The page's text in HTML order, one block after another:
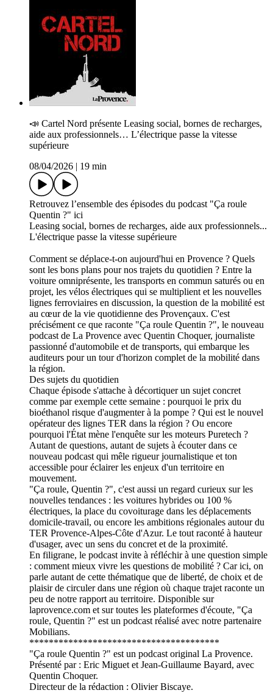
📣 Cartel Nord présente Leasing social, bornes de recharges,
aide aux professionnels… L’électrique passe la vitesse
supérieure
08/04/2026
19 min
Retrouvez l’ensemble des épisodes du podcast "Ça roule
Quentin ?" ici
Leasing social, bornes de recharges, aide aux professionnels...
L'électrique passe la vitesse supérieure
Comment se déplace-t-on aujourd'hui en Provence ? Quels
sont les bons plans pour nos trajets du quotidien ? Entre la
voiture omniprésente, les transports en commun saturés ou en
projet, les vélos électriques qui se multiplient et les nouvelles
lignes ferroviaires en discussion, la question de la mobilité est
au cœur de la vie quotidienne des Provençaux. C'est
précisément ce que raconte "Ça roule Quentin ?", le nouveau
podcast de La Provence avec Quentin Choquer, journaliste
passionné d'automobile et de transports, qui embarque les
auditeurs pour un tour d'horizon complet de la mobilité dans
la région.
Des sujets du quotidien
Chaque épisode s'attache à décortiquer un sujet concret
comme par exemple cette semaine : pourquoi le prix du
bioéthanol risque d'augmenter à la pompe ? Qui est le nouvel
opérateur des lignes TER dans la région ? Ou encore
pourquoi l'État mène l'enquête sur les moteurs Puretech ?
Autant de questions, autant de sujets à écouter dans ce
nouveau podcast qui mêle rigueur journalistique et ton
accessible pour éclairer les enjeux d'un territoire en
mouvement.
"Ça roule, Quentin ?", c'est aussi un regard curieux sur les
nouvelles tendances : les voitures hybrides ou 100 %
électriques, la place du covoiturage dans les déplacements
domicile-travail, ou encore les ambitions régionales autour du
TER Provence-Alpes-Côte d'Azur. Le tout raconté à hauteur
d'usager, avec un sens du concret et de la proximité.
En filigrane, le podcast invite à réfléchir à une question simple
: comment mieux vivre les questions de mobilité ? Car ici, on
parle autant de cette thématique que de liberté, de choix et de
plaisir de circuler dans une région où chaque trajet raconte un
peu de notre rapport au territoire. Disponible sur
laprovence.com et sur toutes les plateformes d'écoute, "Ça
roule, Quentin ?" est un podcast réalisé avec notre partenaire
Mobilians.
***************************************
"Ça roule Quentin ?" est un podcast original La Provence.
Présenté par : Eric Miguet et Jean-Guillaume Bayard, avec
Quentin Choquer.
Directeur de la rédaction : Olivier Biscaye.